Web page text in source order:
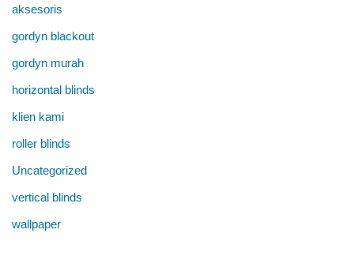
aksesoris
gordyn blackout
gordyn murah
horizontal blinds
klien kami
roller blinds
Uncategorized
vertical blinds
wallpaper